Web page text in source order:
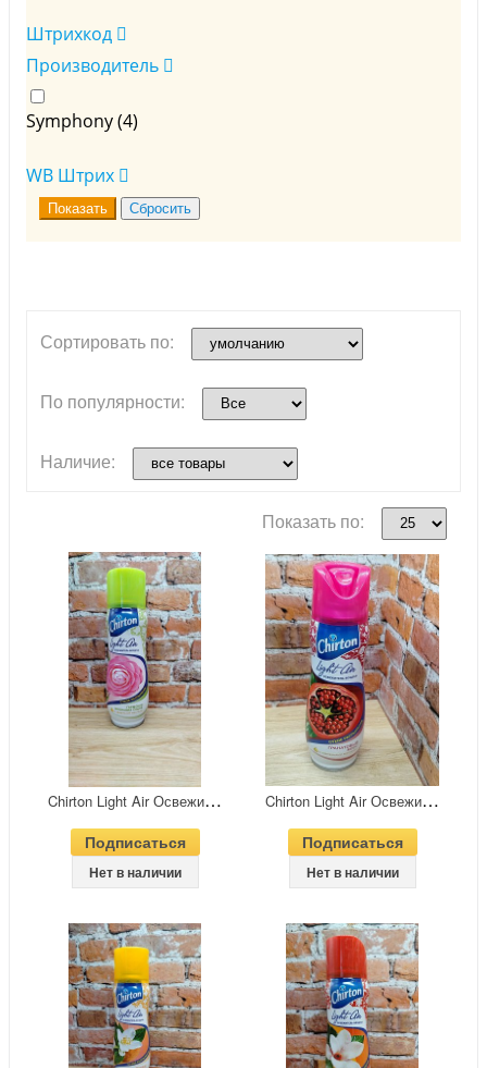
Штрихкод
Производитель
Symphony (4)
WB Штрих
Сортировать по:
По популярности:
Наличие:
Показать по:
C
hirton Light Air Освежитель воздуха сухого распыления Гармония японских садов 300 мл
Подписаться
Нет в наличии
C
hirton Light Air Освежитель воздуха сухого распыления Гранатовый мусс 300 мл
Подписаться
Нет в наличии